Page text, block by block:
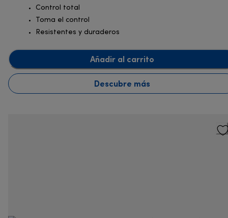
Control total
Toma el control
Resistentes y duraderos
Añadir al carrito
Descubre más